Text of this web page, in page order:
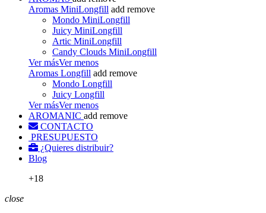
Aromas MiniLongfill add remove
Mondo MiniLongfill
Juicy MiniLongfill
Artic MiniLongfill
Candy Clouds MiniLongfill
Ver másVer menos
Aromas Longfill add remove
Mondo Longfill
Juicy Longfill
Ver másVer menos
AROMANIC add remove
CONTACTO
PRESUPUESTO
¿Quieres distribuir?
Blog
+18
close